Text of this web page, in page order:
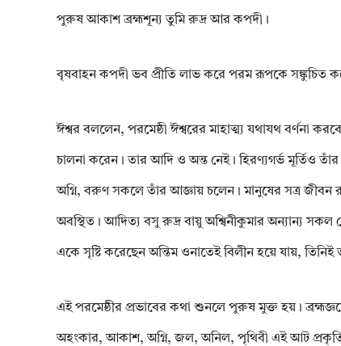
পুরুষ আকাশ ব্রহ্মশূন্য তুমি রুদ্র আর কপদী।
বৃষবাহন কপদী ভব প্রীতি লাভ করে পরম রূপকে সঙ্কুচিত
ঈশ্বর বললেন, পরমেষ্ঠী ঈশ্বরের মাহাত্ম্য যথাযথ বর্ণনা
চালনা করেন। তার আদি ও অন্ত নেই। হিরণ্যগর্ভ মূর্তিও তাঁর
অগ্নি, বরুণ সকলে তাঁর আজ্ঞায় চলেন। মানুষের সত্র জীবন
অবস্থিত। আদিত্য বসু রুদ্র বায়ু অশ্বিনীকুমার অন্যান্য সকল
একে সৃষ্টি করেছেন অন্তিম ওনাতেই বিলীন হয়ে যায়,
এই পরমেষ্ঠীর প্রভাবের কথা শুনলে পুরুষ মুক্ত হয়।
অহংকার, আকাশ, অগ্নি, জল, অনিল, পৃথিবী এই আট প্রকৃতি বা